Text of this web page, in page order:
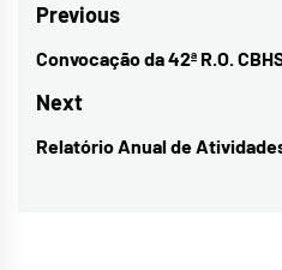
Navegação
de
Post
Previous
Previous
post:
Convocação da 42ª R.O.
Next
Next
Relatório Anual de